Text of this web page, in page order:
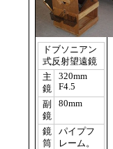
ドブソニアン
式反射望遠鏡
主
鏡
320mm
F4.5
副
鏡
80mm
鏡
筒
パイプフ
レーム。